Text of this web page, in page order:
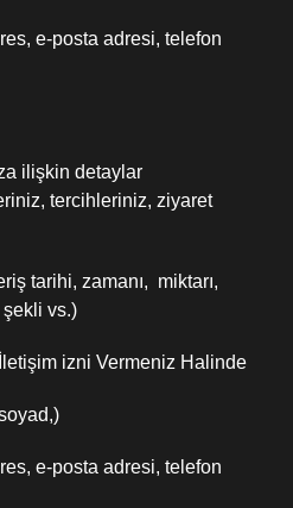
e-posta adresi, telefon
ilişkin detaylar
tercihleriniz, ziyaret
tarihi, zamanı, miktarı,
şekli vs.)
izni Vermeniz Halinde
e-posta adresi, telefon